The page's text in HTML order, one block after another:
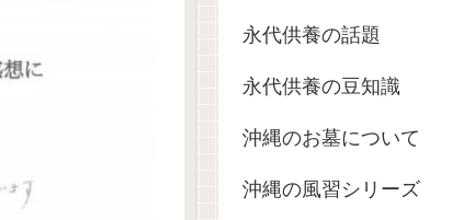
永代供養の話題
永代供養の豆知識
沖縄のお墓について
沖縄の風習シリーズ